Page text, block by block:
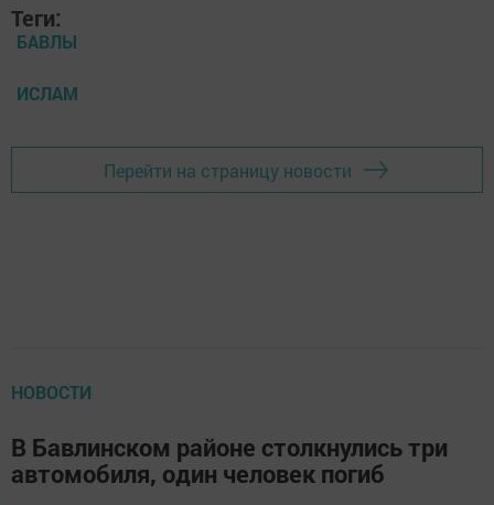
Теги:
БАВЛЫ
ИСЛАМ
Перейти на страницу новости
НОВОСТИ
В Бавлинском районе столкнулись три
автомобиля, один человек погиб